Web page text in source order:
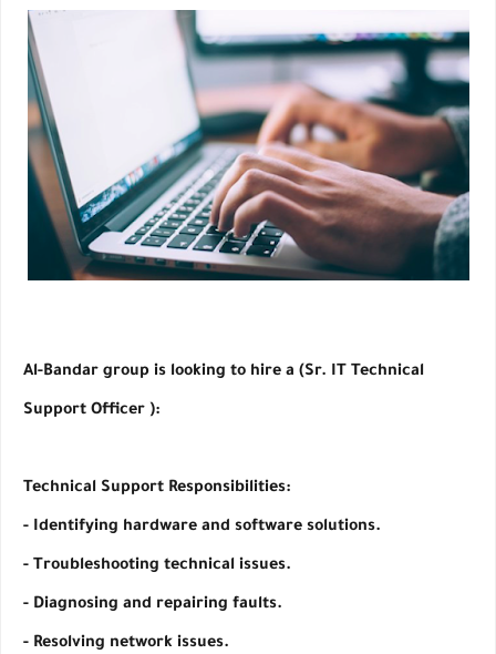
Al-Bandar group is looking to hire a (Sr. IT Technical
Support Officer ):
Technical Support Responsibilities:
- Identifying hardware and software solutions.
- Troubleshooting technical issues.
- Diagnosing and repairing faults.
- Resolving network issues.